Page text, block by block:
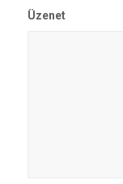
Üzenet